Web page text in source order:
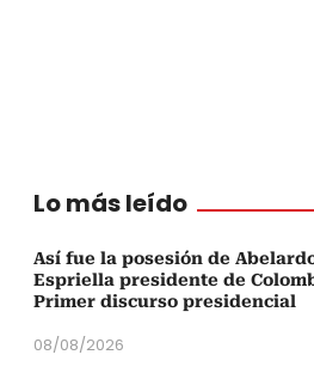
Lo más leído
Así fue la posesión de
Espriella presidente de
Primer discurso presidencial
08/08/2026